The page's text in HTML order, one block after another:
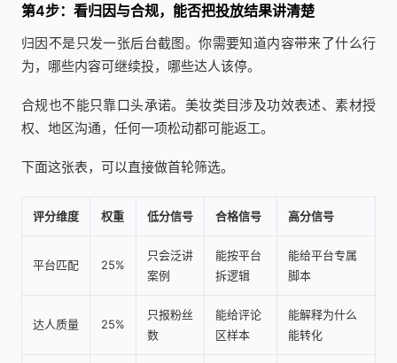
第4步：看归因与合规，能否把投放结果讲清楚
归因不是只发一张后台截图。你需要知道内容带来了什么行
为，哪些内容可继续投，哪些达人该停。
合规也不能只靠口头承诺。美妆类目涉及功效表述、素材授
权、地区沟通，任何一项松动都可能返工。
下面这张表，可以直接做首轮筛选。
评分维度 权重 低分信号 合格信号 高分信号
平台匹配 25%
只会泛讲
案例
能按平台
拆逻辑
能给平台专属
脚本
达人质量 25%
只报粉丝
数
能给评论
区样本
能解释为什么
能转化